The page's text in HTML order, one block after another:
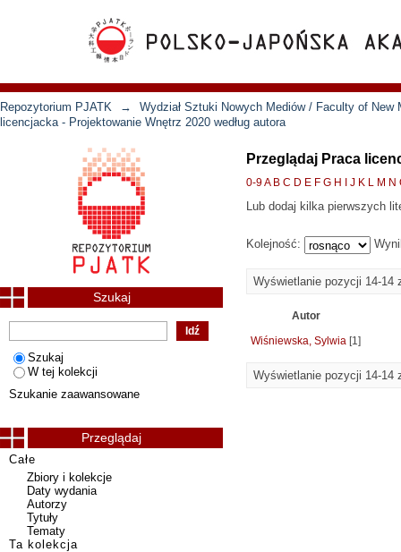
Repozytorium PJATK →
Wydział Sztuki Nowych Mediów / Faculty of New
licencjacka - Projektowanie Wnętrz 2020 według autora
Przeglądaj Praca
0-9A B C D E F G H J K L M N
Lub dodaj kilka pierwszych
Kolejność:
Wyświetlanie pozycji 14-14
Autor
Wiśniewska, Sylwia [1]
Wyświetlanie pozycji 14-14
Szukaj
Szukaj
W tej kolekcji
Szukanie zaawansowane
Przeglądaj
Całe
Zbiory i kolekcje
Daty wydania
Autorzy
Tytuły
Tematy
Ta kolekcja